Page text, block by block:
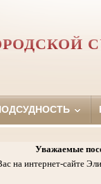
Уважаемые
на интернет-сайте